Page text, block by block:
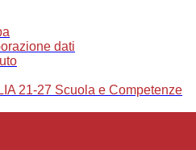
dati
21-27 Scuola e Competenze